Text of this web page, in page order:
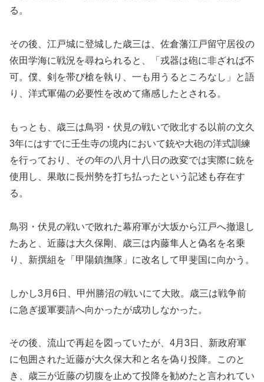
る。
その後、江戸城に登城した歳三は、佐倉藩江戸留守居役の
依田学海に戦況を尋ねられると、「戎器は砲に非ざれば不
可。僕、剣を帯び槍を執り、一も用うるところなし」と語
り、洋式軍備の必要性を改めて痛感したとされる。
もっとも、歳三は鳥羽・伏見の戦いで敗北する以前の文久
3年にはすでに壬生寺の境内において銃や大砲の洋式訓練
を行っており、その年の八月十八日の政変では実際に銃を
使用し、果敢に長州勢を打ち払ったという記述も存在す
る。
鳥羽・伏見の戦いで敗れた幕府軍が大坂から江戸へ撤退し
たあと、近藤は大久保剛、歳三は内藤隼人と偽名を名乗
り、新撰組を「甲陽鎮撫隊」に改名して甲斐国に向かう。
しかし3月6日、甲州勝沼の戦いにて大敗。歳三は戦争前
に急ぎ援軍要請へ向かったが成功しなかった。
その後、流山で再起を図っていたが、4月3日、新政府軍
に包囲された近藤が大久保大和と名を偽り投降。このと
き、歳三が近藤の切腹を止めて投降を勧めたと言われてい